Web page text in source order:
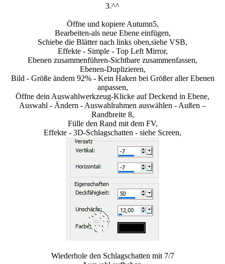
3.^^
Öffne und kopiere Autumn5,
Bearbeiten-als neue Ebene einfügen,
Schiebe die Blätter nach links oben,siehe VSB,
Effekte - Simple - Top Left Mirror,
Ebenen zusammenführen-Sichtbare zusammenfassen,
Ebenen-Duplizieren,
Bild - Größe ändern 92% - Kein Haken bei Größer aller Ebenen
anpassen,
Öffne dein Auswahlwerkzeug-Klicke auf Deckend in Ebene,
Auswahl - Ändern - Auswahlrahmen auswählen - Außen –
Randbreite 8,
Fülle den Rand mit dem FV,
Effekte - 3D-Schlagschatten - siehe Screen,
Wiederhole den Schlagschatten mit 7/7